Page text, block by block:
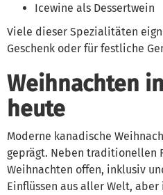
Icewine als Dessertwein
Viele dieser Spezialitäten
Geschenk oder für festliche
Weihnachten
heute
Moderne kanadische
geprägt. Neben traditionellen
Weihnachten offen, inklusiv
Einflüssen aus aller Welt,